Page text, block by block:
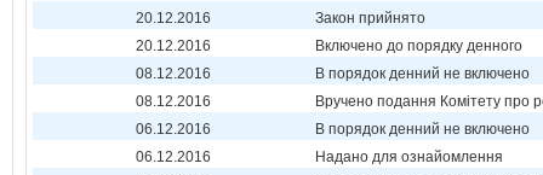
20.12.2016
Закон прийнято
20.12.2016
Включено до порядку денного
08.12.2016
В порядок денний не включено
08.12.2016
Вручено подання Комітету про
06.12.2016
В порядок денний не включено
06.12.2016
Надано для ознайомлення